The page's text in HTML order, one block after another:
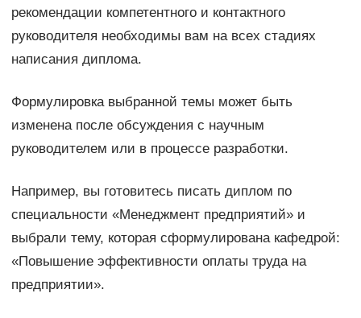
рекомендации компетентного и контактного
руководителя необходимы вам на всех стадиях
написания диплома.
Формулировка выбранной темы может быть
изменена после обсуждения с научным
руководителем или в процессе разработки.
Например, вы готовитесь писать диплом по
специальности «Менеджмент предприятий» и
выбрали тему, которая сформулирована кафедрой:
«Повышение эффективности оплаты труда на
предприятии».